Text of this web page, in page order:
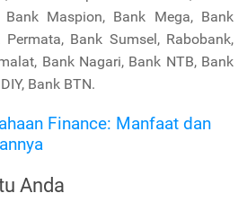
Maspion, Bank Mega, Bank
Bank Sumsel, Rabobank,
Bank Nagari, Bank NTB, Bank
Bank BTN.
Finance: Manfaat dan
Anda